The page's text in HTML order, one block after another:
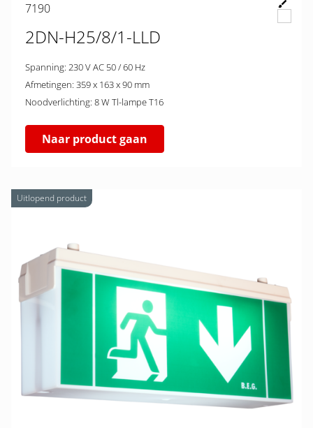
7190
2DN-H25/8/1-LLD
Spanning: 230 V AC 50 / 60 Hz
Afmetingen: 359 x 163 x 90 mm
Noodverlichting: 8 W Tl-lampe T16
Naar product gaan
Uitlopend product